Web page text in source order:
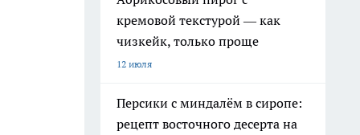
кремовой текстурой — как
чизкейк, только проще
12 июля
Персики с миндалём в сиропе:
рецепт восточного десерта на